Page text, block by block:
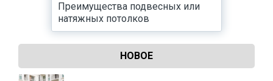
Преимущества подвесных или
натяжных потолков
НОВОЕ